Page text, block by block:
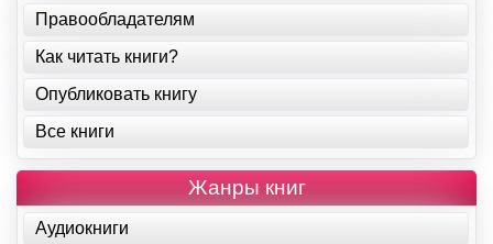
Правообладателям
Как читать книги?
Опубликовать книгу
Все книги
Жанры книг
Аудиокниги